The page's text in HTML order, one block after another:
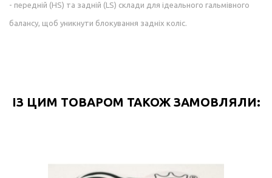
- передній (HS) та задній (LS) склади для ідеального гальмівного
балансу, щоб уникнути блокування задніх коліс.
ІЗ ЦИМ ТОВАРОМ ТАКОЖ ЗАМОВЛЯЛИ: